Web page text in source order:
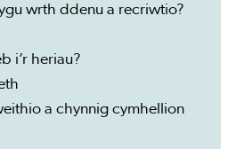
wrth ddenu a recriwtio?
i’r heriau?
a chynnig cymhellion